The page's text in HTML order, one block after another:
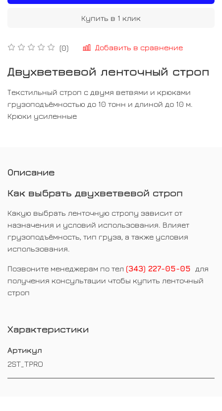
(0) Добавить в сравнение
Купить в 1 клик
Двухветвевой ленточный строп
Текстильный строп с двумя ветвями и крюками
грузоподъёмностью до 10 тонн и длиной до 10 м.
Крюки усиленные
Описание
Как выбрать двухветвевой строп
Какую выбрать ленточную стропу зависит от
назначения и условий использования. Влияет
грузоподъёмность, тип груза, а также условия
использования.
Позвоните менеджерам по тел (343) 227-05-05
для
получения консультации чтобы купить ленточный
строп
Характеристики
Артикул
2ST_TPRO